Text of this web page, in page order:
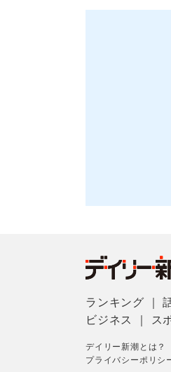
ランキング ｜
ビジネス
ス
デイリー新潮とは？
プライバシーポリシ